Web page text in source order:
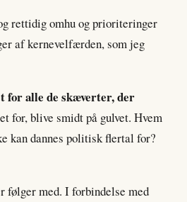
rettidig omhu og prioriteringer
af kernevelfærden, som jeg
for alle de skæverter, der
for, blive smidt på gulvet. Hvem
kan dannes politisk flertal for?
følger med. I forbindelse med